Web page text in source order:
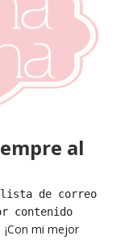
al
de correo
contenido
¡Con mi mejor